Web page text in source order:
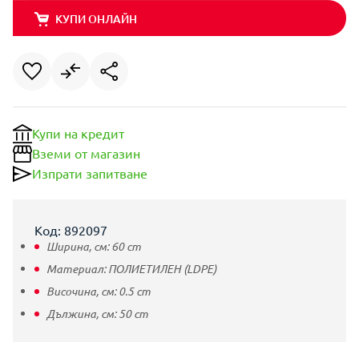
КУПИ ОНЛАЙН
Купи на кредит
Вземи от магазин
Изпрати запитване
Код: 892097
Ширина, см:60cm
Материал:ПОЛИЕТИЛЕН (LDPE)
Височина, см:0.5cm
Дължина, см:50cm